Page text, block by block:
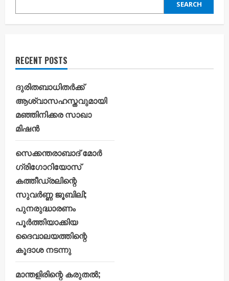
SEARCH
RECENT POSTS
ദുരിതബാധിതർക്ക്
ആശ്വാസഹസ്തവുമായി
മഞ്ഞിനിക്കര സാഖാ
മിഷൻ
സെക്കന്തരാബാദ് മോർ
ഗ്രിഗോറിയോസ്
കത്തീഡ്രലിന്റെ
സുവർണ്ണ ജൂബിലി;
പുനരുദ്ധാരണം
പൂർത്തിയാക്കിയ
ദൈവാലയത്തിന്റെ
കൂദാശ നടന്നു
മാന്തളിരിന്റെ കരുതൽ;